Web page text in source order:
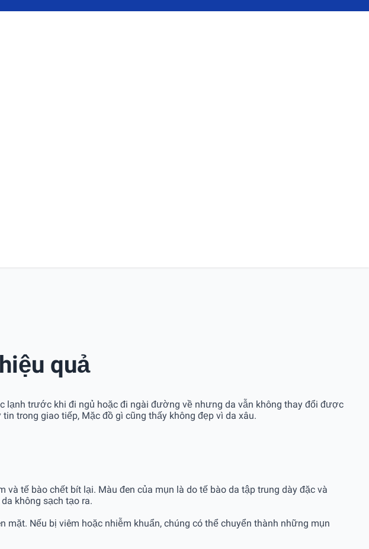
quả
lạnh trước khi đi ngủ hoặc đi ngài đường về nhưng da vẫn không thay đổi được
trong giao tiếp, Mặc đồ gì cũng thấy không đẹp vì da xâu.
tế bào chết bít lại. Màu đen của mụn là do tế bào da tập trung dày đặc và
không sạch tạo ra.
Nếu bị viêm hoặc nhiễm khuẩn, chúng có thể chuyển thành những mụn